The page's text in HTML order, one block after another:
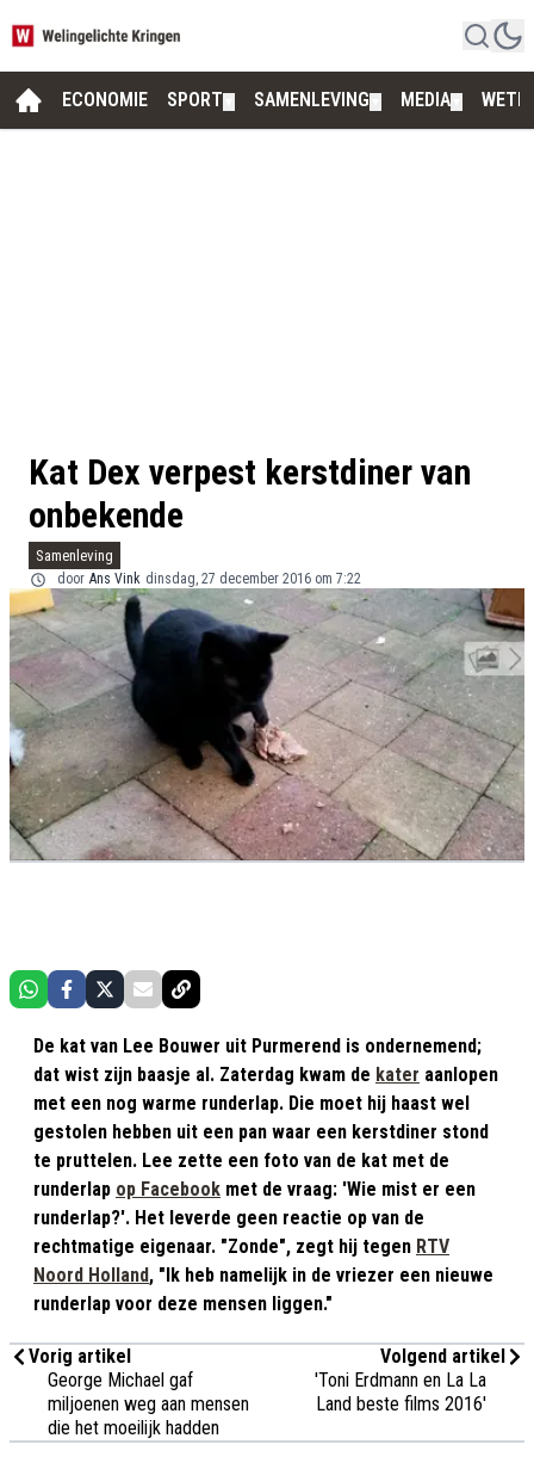
ECONOMIE SPORT SAMENLEVING MEDIA
Kat Dex verpest kerstdiner van
onbekende
Samenleving
door Ans Vink dinsdag, 27 december 2016 om 7:22
De kat van Lee Bouwer uit Purmerend is ondernemend;
dat wist zijn baasje al. Zaterdag kwam de kater aanlopen
met een nog warme runderlap. Die moet hij haast wel
gestolen hebben uit een pan waar een kerstdiner stond
te pruttelen. Lee zette een foto van de kat met de
runderlap op Facebook met de vraag: 'Wie mist er een
runderlap?'. Het leverde geen reactie op van de
rechtmatige eigenaar. "Zonde", zegt hij tegen RTV
Noord Holland, "Ik heb namelijk in de vriezer een nieuwe
runderlap voor deze mensen liggen."
Vorig artikel
George Michael gaf
miljoenen weg aan mensen
die het moeilijk hadden
Volgend artikel
'Toni Erdmann en La La
Land beste films 2016'